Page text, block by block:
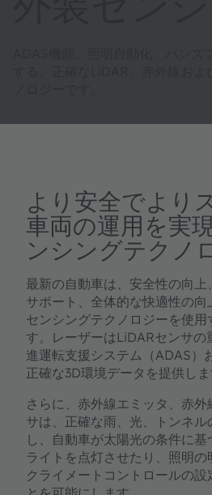
より安全でより
車両の運用を実
ンシングテクノ
最新の自動車は、安全性の向
サポート、全体的な快適性の
センシングテクノロジーを使用
す。レーザーはLiDARセンサの
進運転支援システム（ADAS）
正確な3D環境データを提供しま
さらに、赤外線エミッタ、赤
サは、正確な雨、光、トンネル
し、自動車が太陽光の条件に
ライトを点灯させたり、照明の
クライメートコントロールの設